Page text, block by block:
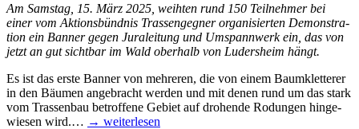
Am Sams­tag, 15. März 2025, weih­ten rund 150 Teil­neh­mer bei
einer vom Akti­ons­bünd­nis Tras­sen­geg­ner orga­ni­sier­ten Demons­tra­
ti­on ein Ban­ner gegen Jura­lei­tung und Umspann­werk ein, das von
jetzt an gut sicht­bar im Wald ober­halb von Luders­heim hängt.
Es ist das ers­te Ban­ner von meh­re­ren, die von einem Baum­klet­te­rer
in den Bäu­men ange­bracht wer­den und mit denen rund um das stark
vom Tras­sen­bau betrof­fe­ne Gebiet auf dro­hen­de Rodun­gen hin­ge­
wie­sen wird.… → wei­ter­le­sen